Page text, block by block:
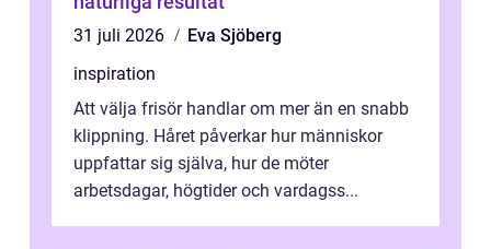
31 juli 2026
Eva Sjöberg
inspiration
Att välja frisör handlar om mer än en snabb
klippning. Håret påverkar hur människor
uppfattar sig själva, hur de möter
arbetsdagar, högtider och vardagss...